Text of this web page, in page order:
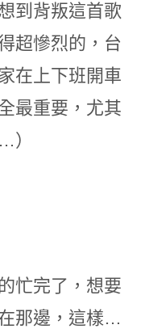
到背叛這首歌
超慘烈的，台
在上下班開車
最重要，尤其
）
忙完了，想要
那邊，這樣…